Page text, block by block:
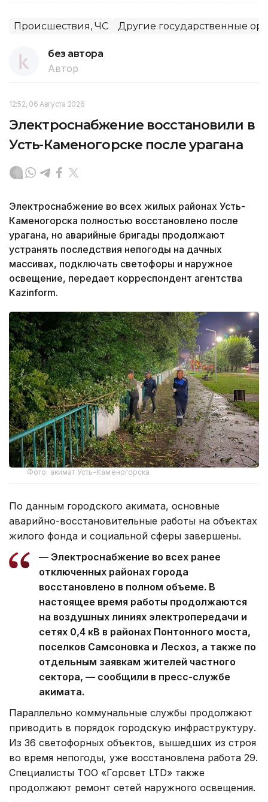
Происшествия, ЧС Другие государственные
без автора
Автор
12:52, 06 Августа 2026
Электроснабжение восстановили в
Усть-Каменогорске после урагана
Электроснабжение во всех жилых районах Усть-
Каменогорска полностью восстановлено после
урагана, но аварийные бригады продолжают
устранять последствия непогоды на дачных
массивах, подключать светофоры и наружное
освещение, передает корреспондент агентства
Kazinform.
Фото: акимат Усть-Каменогорска
По данным городского акимата, основные
аварийно-восстановительные работы на объектах
жилого фонда и социальной сферы завершены.
— Электроснабжение во всех ранее
отключенных районах города
восстановлено в полном объеме. В
настоящее время работы продолжаются
на воздушных линиях электропередачи и
сетях 0,4 кВ в районах Понтонного моста,
поселков Самсоновка и Лесхоз, а также по
отдельным заявкам жителей частного
сектора, — сообщили в пресс-службе
акимата.
Параллельно коммунальные службы продолжают
приводить в порядок городскую инфраструктуру.
Из 36 светофорных объектов, вышедших из строя
во время непогоды, уже восстановлена работа 29.
Специалисты ТОО «Горсвет LTD» также
продолжают ремонт сетей наружного освещения.